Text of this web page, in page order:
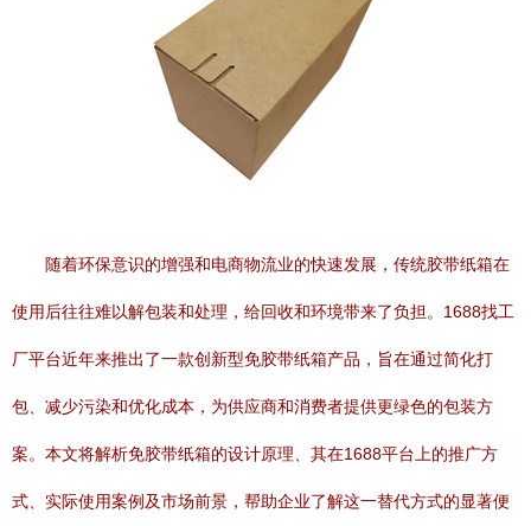
随着环保意识的增强和电商物流业的快速发展，传统胶带纸箱在
使用后往往难以解包装和处理，给回收和环境带来了负担。1688找工
厂平台近年来推出了一款创新型免胶带纸箱产品，旨在通过简化打
包、减少污染和优化成本，为供应商和消费者提供更绿色的包装方
案。本文将解析免胶带纸箱的设计原理、其在1688平台上的推广方
式、实际使用案例及市场前景，帮助企业了解这一替代方式的显著便